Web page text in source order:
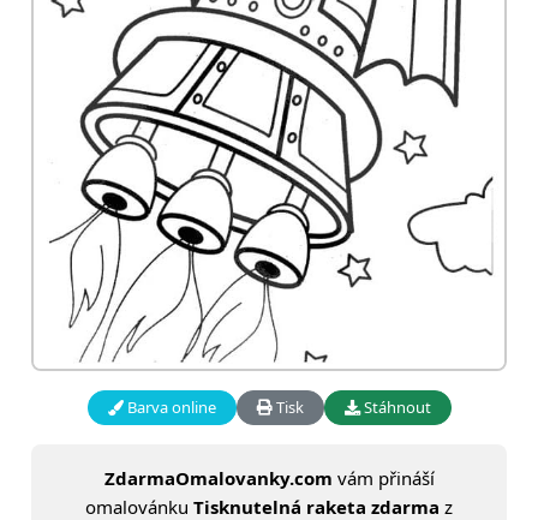
Barva online Tisk Stáhnout
ZdarmaOmalovanky.com vám přináší
omalovánku Tisknutelná raketa zdarma z